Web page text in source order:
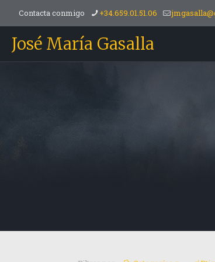
Contacta conmigo +34.659.01.51.06
José María Gasalla